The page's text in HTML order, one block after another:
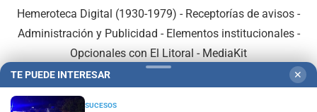
Hemeroteca Digital (1930-1979) - Receptorías de avisos -
Administración y Publicidad - Elementos institucionales-
Opcionales con El Litoral - MediaKit
TE PUEDE INTERESAR ✕
SUCESOS